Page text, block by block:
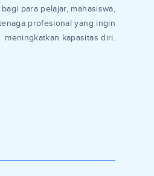
para pelajar, mahasiswa,
profesional yang ingin
meningkatkan kapasitas diri.